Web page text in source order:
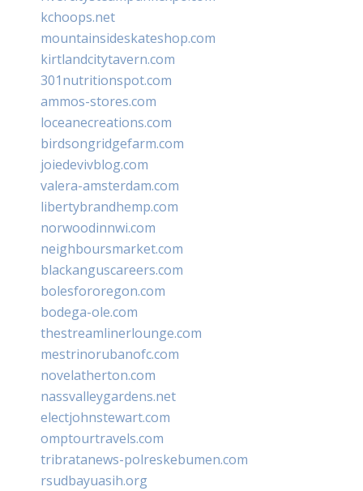
kchoops.net
mountainsideskateshop.com
kirtlandcitytavern.com
301nutritionspot.com
ammos-stores.com
loceanecreations.com
birdsongridgefarm.com
joiedevivblog.com
valera-amsterdam.com
libertybrandhemp.com
norwoodinnwi.com
neighboursmarket.com
blackanguscareers.com
bolesfororegon.com
bodega-ole.com
thestreamlinerlounge.com
mestrinorubanofc.com
novelatherton.com
nassvalleygardens.net
electjohnstewart.com
omptourtravels.com
tribratanews-polreskebumen.com
rsudbayuasih.org